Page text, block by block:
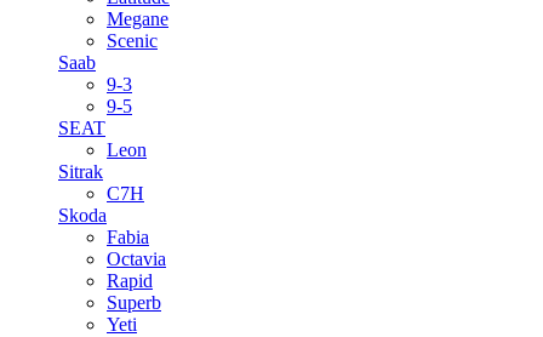
Megane
Scenic
Saab
9-3
9-5
SEAT
Leon
Sitrak
C7H
Skoda
Fabia
Octavia
Rapid
Superb
Yeti